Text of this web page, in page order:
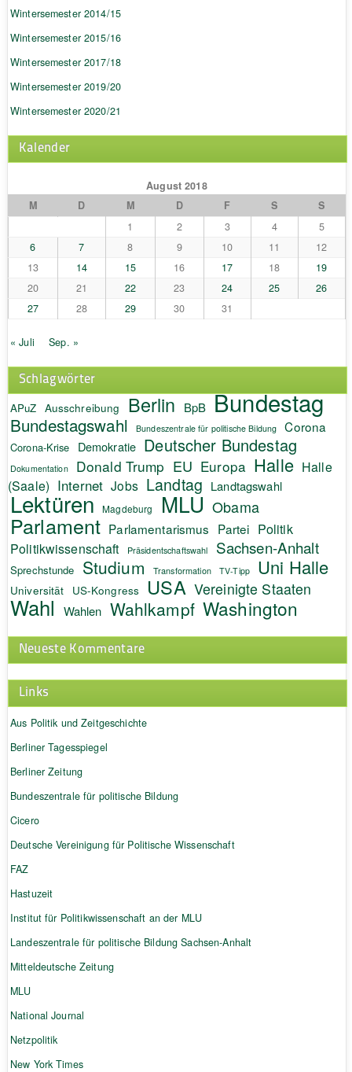
Wintersemester 2014/15
Wintersemester 2015/16
Wintersemester 2017/18
Wintersemester 2019/20
Wintersemester 2020/21
Kalender
August 2018
M
D M D F S
S
1
2 3 4
5
6
7 8 9 10 11
12
13
14 15 16 17 18
19
20
21 22 23 24 25
26
27
28 29 30 31
« Juli Sep. »
Schlagwörter
APuZ Ausschreibung Berlin BpB Bundestag
Bundestagswahl Bundeszentrale für politische Bildung Corona
Corona-Krise Demokratie Deutscher Bundestag
Dokumentation Donald Trump EU Europa Halle Halle
(Saale) Internet Jobs Landtag Landtagswahl
Lektüren Magdeburg MLU Obama
Parlament Parlamentarismus Partei Politik
Politikwissenschaft Präsidentschaftswahl Sachsen-Anhalt
Sprechstunde Studium Transformation TV-Tipp Uni Halle
Universität US-Kongress USA Vereinigte Staaten
Wahl Wahlen Wahlkampf Washington
Neueste Kommentare
Links
Aus Politik und Zeitgeschichte
Berliner Tagesspiegel
Berliner Zeitung
Bundeszentrale für politische Bildung
Cicero
Deutsche Vereinigung für Politische Wissenschaft
FAZ
Hastuzeit
Institut für Politikwissenschaft an der MLU
Landeszentrale für politische Bildung Sachsen-Anhalt
Mitteldeutsche Zeitung
MLU
National Journal
Netzpolitik
New York Times